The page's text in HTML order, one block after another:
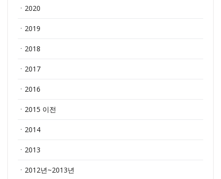
ㆍ2020
ㆍ2019
ㆍ2018
ㆍ2017
ㆍ2016
ㆍ2015 이전
ㆍ2014
ㆍ2013
ㆍ2012년~2013년